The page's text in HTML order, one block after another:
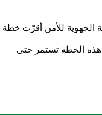
الجهوية للأمن أقرّت خطة
هذه الخطة تستمر حتى